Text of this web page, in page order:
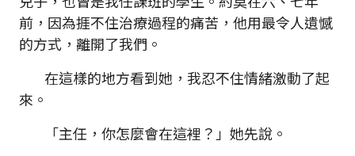
前，因為捱不住治療過程的痛苦，他用最令人遺憾
的方式，離開了我們。
在這樣的地方看到她，我忍不住情緒激動了起
來。
「主任，你怎麼會在這裡？」她先說。